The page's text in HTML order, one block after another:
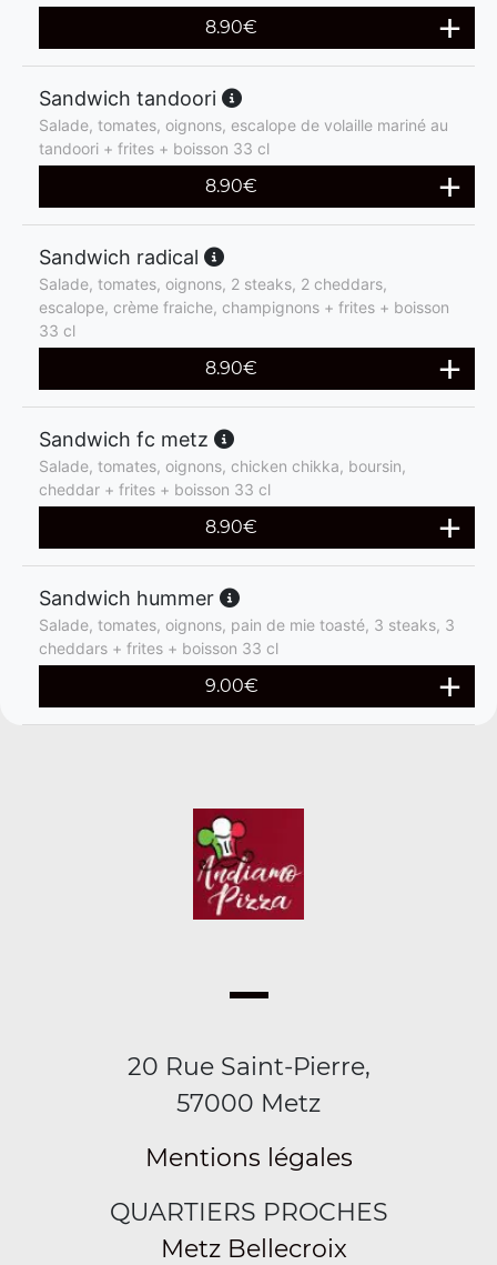
8.90€
Sandwich tandoori
Salade, tomates, oignons, escalope de volaille mariné au
tandoori + frites + boisson 33 cl
8.90€
Sandwich radical
Salade, tomates, oignons, 2 steaks, 2 cheddars,
escalope, crème fraiche, champignons + frites + boisson
33 cl
8.90€
Sandwich fc metz
Salade, tomates, oignons, chicken chikka, boursin,
cheddar + frites + boisson 33 cl
8.90€
Sandwich hummer
Salade, tomates, oignons, pain de mie toasté, 3 steaks, 3
cheddars + frites + boisson 33 cl
9.00€
20 Rue Saint-Pierre,
57000 Metz
Mentions légales
QUARTIERS PROCHES
Metz Bellecroix